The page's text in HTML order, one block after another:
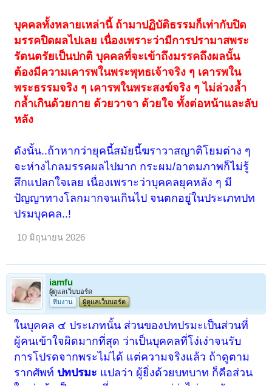
บุคคลทั้งหลายเหล่านี้ ถ้ามาปฏิบัติธรรมก็เท่ากับปิด
มรรคปิดผลไปเลย เนื่องเพราะว่ามีการปรามาสพระ
รัตนตรัยเป็นปกติ บุคคลที่จะเข้าถึงมรรคถึงผลนั้น
ต้องมีความเคารพในพระพุทธเจ้าจริง ๆ เคารพใน
พระธรรมจริง ๆ เคารพในพระสงฆ์จริง ๆ ไม่ล่วงล้ำ
กล้ำเกินด้วยกาย ด้วยวาจา ด้วยใจ ทั้งต่อหน้าและลับ
หลัง
ดังนั้น..ถ้าหากว่ายุคนี้สมัยนี้ฆราวาสญาติโยมต่าง ๆ
จะห่างไกลมรรคผลไปมาก กระผม/อาตมภาพก็ไม่รู้
สึกแปลกใจเลย เนื่องเพราะว่าบุคคลยุคหลัง ๆ มี
ปัญญาทางโลกมากจนเกินไป จนตกอยู่ในประเภทปท
ปรมบุคคล..!
10 มิถุนายน 2026
iamfu
ผู้ดูแลเว็บบอร์ด
ทีมงาน
ผู้ดูแลเว็บบอร์ด
ในบุคคล ๔ ประเภทนั้น ส่วนของปทปรมะเป็นส่วนที่
ผู้คนเข้าใจผิดมากที่สุด ว่าเป็นบุคคลที่โง่เง่าจนรับ
การโปรดจากพระไม่ได้ แต่ความจริงแล้ว ถ้าดูตาม
รากศัพท์ ปทปรมะ แปลว่า ผู้ยิ่งด้วยบทบาท ก็คือส่วน